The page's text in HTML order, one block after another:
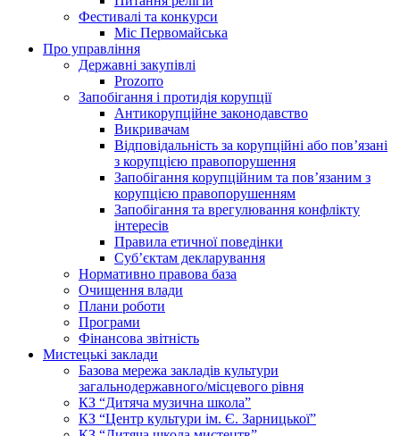
Фестивалі та конкурси
Міс Первомайська
Про управління
Державні закупівлі
Prozorro
Запобігання і протидія корупції
Антикорупційне законодавство
Викривачам
Відповідальність за корупційні або пов’язані
з корупцією правопорушення
Запобігання корупційним та пов’язаним з
корупцією правопорушенням
Запобігання та врегулювання конфлікту
інтересів
Правила етичної поведінки
Суб’єктам декларування
Нормативно правова база
Очищення влади
Плани роботи
Програми
Фінансова звітність
Мистецькі заклади
Базова мережа закладів культури
загальнодержавного/місцевого рівня
КЗ “Дитяча музична школа”
КЗ “Центр культури ім. Є. Зарницької”